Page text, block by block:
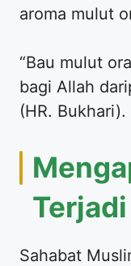
aroma mulut
“Bau mulut
bagi Allah
(HR. Bukhari).
Sahabat